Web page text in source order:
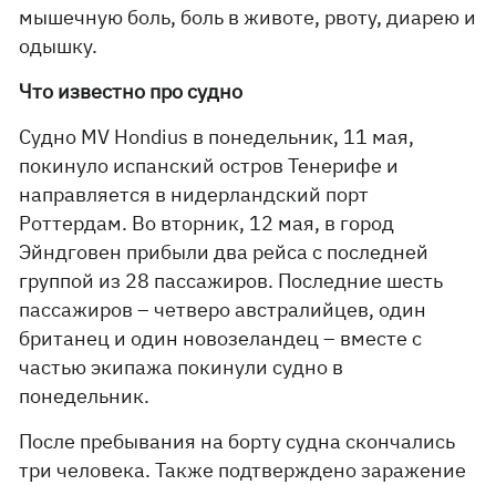
мышечную боль, боль в животе, рвоту, диарею и
одышку.
Что известно про судно
Судно MV Hondius в понедельник, 11 мая,
покинуло испанский остров Тенерифе и
направляется в нидерландский порт
Роттердам. Во вторник, 12 мая, в город
Эйндговен прибыли два рейса с последней
группой из 28 пассажиров. Последние шесть
пассажиров – четверо австралийцев, один
британец и один новозеландец – вместе с
частью экипажа покинули судно в
понедельник.
После пребывания на борту судна скончались
три человека. Также подтверждено заражение